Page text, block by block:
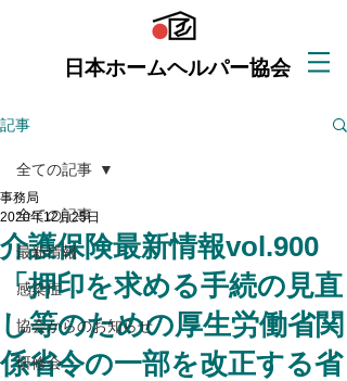
日本ホームヘルパー協会
記事
全ての記事
最新情報
感染症
協会からのお知らせ
研修会
全ての記事
介護保険最新情報vol.900
「押印を求める手続の見直
し等のための厚生労働省関
係省令の一部を改正する省
事務局
2020年12月25日